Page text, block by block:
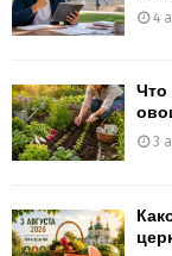
4
Что
3